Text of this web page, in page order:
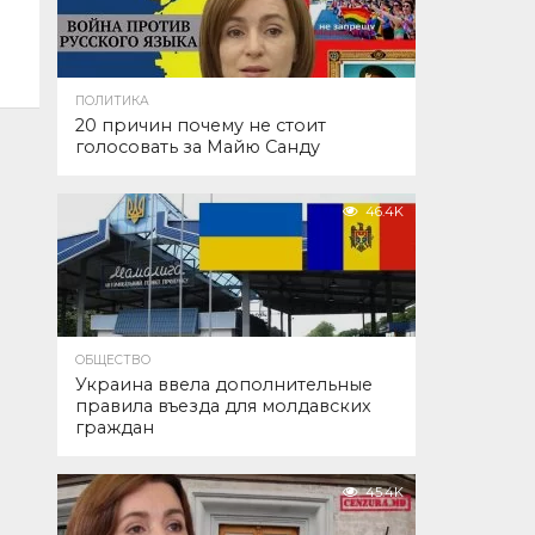
ПОЛИТИКА
20 причин почему не стоит
голосовать за Майю Санду
46.4K
ОБЩЕСТВО
Украина ввела дополнительные
правила въезда для молдавских
граждан
45.4K